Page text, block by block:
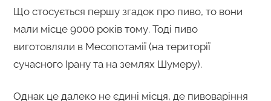
Що стосується першу згадок про пиво, то вони
мали місце 9000 років тому. Тоді пиво
виготовляли в Месопотамії (на території
сучасного Ірану та на землях Шумеру).
Однак це далеко не єдині місця, де пивоваріння